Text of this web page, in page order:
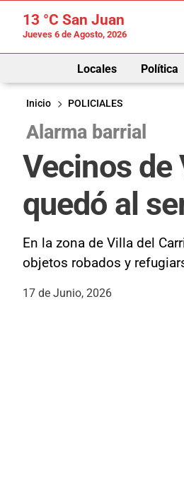
13 °C San Juan
Jueves 6 de Agosto, 2026
Locales Política
Inicio
POLICIALES
Alarma barrial
Vecinos de
quedó al
En la zona de Villa del
objetos robados y
17 de Junio, 2026